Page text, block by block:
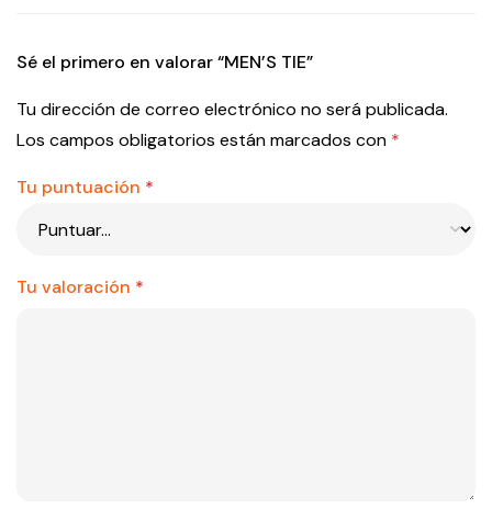
Sé el primero en valorar “MEN’S TIE”
Tu dirección de correo electrónico no será publicada.
Los campos obligatorios están marcados con *
Tu puntuación *
Tu valoración *